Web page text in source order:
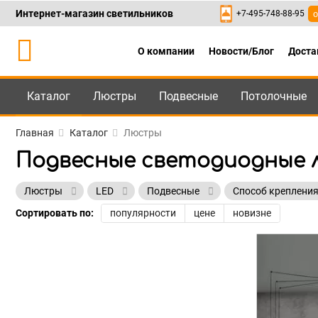
Каталог +7-495-748-88-
Интернет-магазин светильников +7-495-748-88-95
О компании Новости/Блог
Каталог Люстры Подвесные Потолочные
Главная Каталог Люстры
Подвесные светодиодные
Люстры LED Подвесные Способ
Сортировать по:
популярности цене новизне